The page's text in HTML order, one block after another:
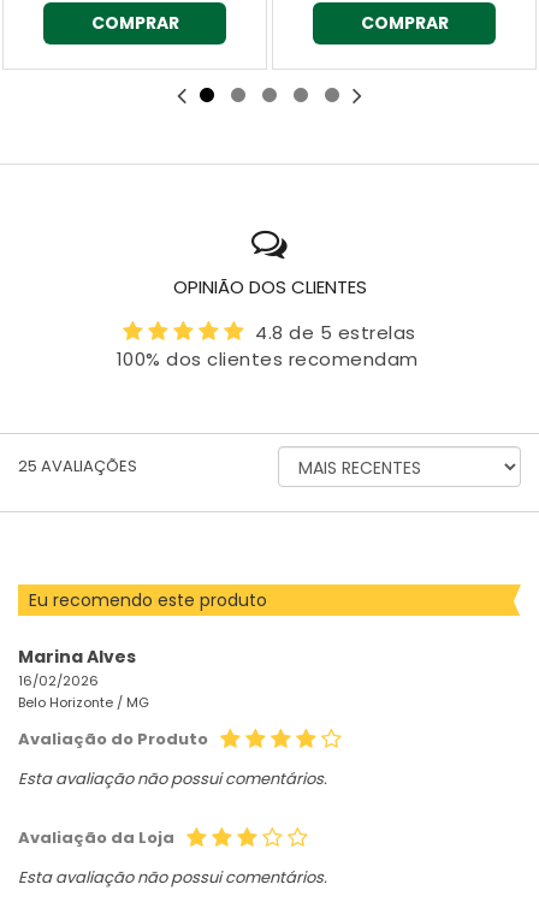
COMPRAR COMPRAR
OPINIÃO DOS CLIENTES
4.8 de 5 estrelas
100% dos clientes recomendam
25 AVALIAÇÕES
ORDENAR
AVALIAÇÕES
Eu recomendo este produto
Marina Alves
16/02/2026
Belo Horizonte / MG
Avaliação do Produto
Esta avaliação não possui comentários.
Avaliação da Loja
Esta avaliação não possui comentários.